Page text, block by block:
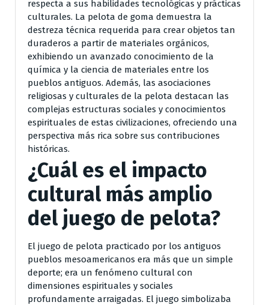
respecta a sus habilidades tecnológicas y prácticas
culturales. La pelota de goma demuestra la
destreza técnica requerida para crear objetos tan
duraderos a partir de materiales orgánicos,
exhibiendo un avanzado conocimiento de la
química y la ciencia de materiales entre los
pueblos antiguos. Además, las asociaciones
religiosas y culturales de la pelota destacan las
complejas estructuras sociales y conocimientos
espirituales de estas civilizaciones, ofreciendo una
perspectiva más rica sobre sus contribuciones
históricas.
¿Cuál es el impacto
cultural más amplio
del juego de pelota?
El juego de pelota practicado por los antiguos
pueblos mesoamericanos era más que un simple
deporte; era un fenómeno cultural con
dimensiones espirituales y sociales
profundamente arraigadas. El juego simbolizaba